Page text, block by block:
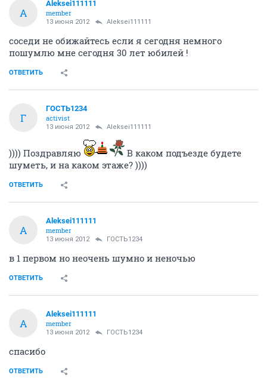
A
Aleksei111111
member
13 июня 2012 Aleksei111111
соседи не обижайтесь если я сегодня немного
пошумлю мне сегодня 30 лет юбилей !
ОТВЕТИТЬ
Г
ГОСТЬ1234
activist
13 июня 2012 Aleksei111111
)))) Поздравляю
В каком подъезде будете
шуметь, и на каком этаже? ))))
ОТВЕТИТЬ
A
Aleksei111111
member
13 июня 2012 ГОСТЬ1234
в 1 первом но неочень шумно и неночью
ОТВЕТИТЬ
A
Aleksei111111
member
13 июня 2012 ГОСТЬ1234
спасибо
ОТВЕТИТЬ